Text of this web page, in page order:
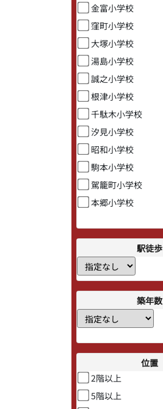
金富小学校
窪町小学校
大塚小学校
湯島小学校
誠之小学校
根津小学校
千駄木小学校
汐見小学校
昭和小学校
駒本小学校
駕籠町小学校
本郷小学校
駅徒歩
築年数
位置
2階以上
5階以上